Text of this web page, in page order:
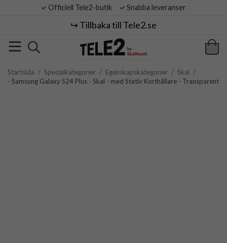
Officiell Tele2-butik Snabba leveranser
↪️ Tillbaka till Tele2.se
Startsida / Specialkategorier / Egenskapskategorier / Skal /
- Samsung Galaxy S24 Plus - Skal - med Stativ Korthållare - Transparent